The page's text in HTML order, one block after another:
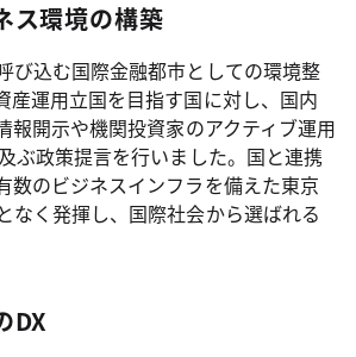
ス環境の構築
び込む国際金融都市としての環境整
産運用立国を目指す国に対し、国内
報開示や機関投資家のアクティブ運用
ぶ政策提言を行いました。国と連携
数のビジネスインフラを備えた東京
なく発揮し、国際社会から選ばれる
DX